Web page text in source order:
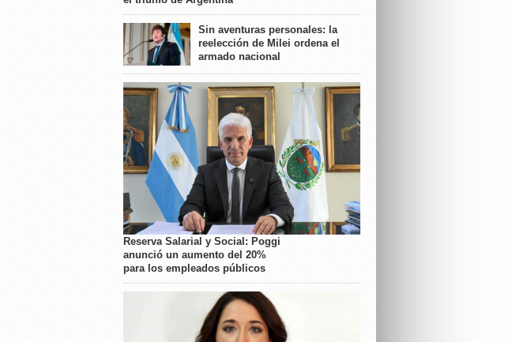
Sin aventuras personales: la
reelección de Milei ordena el
armado nacional
Reserva Salarial y Social: Poggi
anunció un aumento del 20%
para los empleados públicos